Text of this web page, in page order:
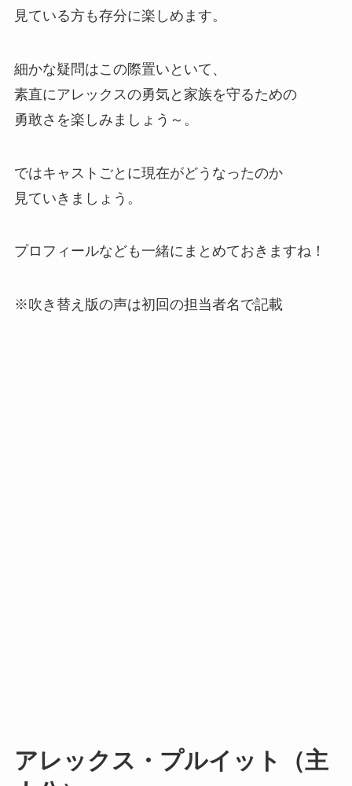
見ている方も存分に楽しめます。
細かな疑問はこの際置いといて、
素直にアレックスの勇気と家族を守るための
勇敢さを楽しみましょう～。
ではキャストごとに現在がどうなったのか
見ていきましょう。
プロフィールなども一緒にまとめておきますね！
※吹き替え版の声は初回の担当者名で記載
アレックス・プルイット（主